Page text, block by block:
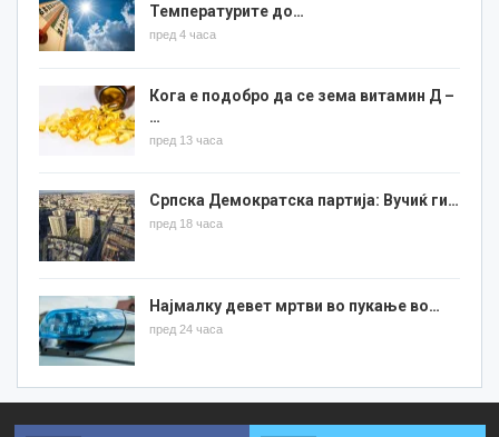
Температурите до…
пред 4 часа
Кога е подобро да се зема витамин Д –
…
пред 13 часа
Српска Демократска партија: Вучиќ ги…
пред 18 часа
Најмалку девет мртви во пукање во…
пред 24 часа